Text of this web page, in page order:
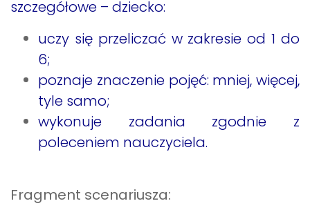
szczegółowe – dziecko:
uczy się przeliczać w zakresie od 1 do
6;
poznaje znaczenie pojęć: mniej, więcej,
tyle samo;
wykonuje zadania zgodnie z
poleceniem nauczyciela.
Fragment scenariusza: